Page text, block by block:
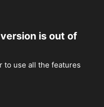
is out of
to use all the features